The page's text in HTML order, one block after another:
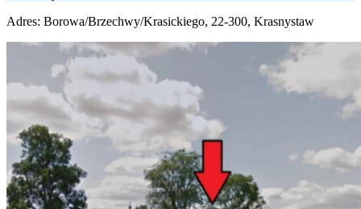
Adres: Borowa/Brzechwy/Krasickiego, 22-300, Krasnystaw